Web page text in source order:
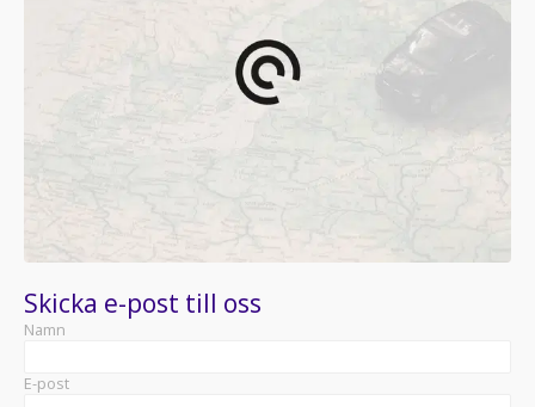
Skicka e-post till oss
Namn
E-post